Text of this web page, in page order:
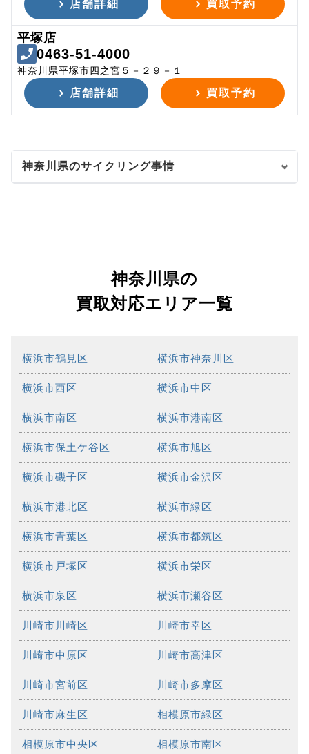
店舗詳細 買取予約
平塚店
0463-51-4000
神奈川県平塚市四之宮５－２９－１
店舗詳細 買取予約
神奈川県のサイクリング事情
神奈川県の
買取対応エリア一覧
横浜市鶴見区 横浜市神奈川区
横浜市西区 横浜市中区
横浜市南区 横浜市港南区
横浜市保土ケ谷区 横浜市旭区
横浜市磯子区 横浜市金沢区
横浜市港北区 横浜市緑区
横浜市青葉区 横浜市都筑区
横浜市戸塚区 横浜市栄区
横浜市泉区 横浜市瀬谷区
川崎市川崎区 川崎市幸区
川崎市中原区 川崎市高津区
川崎市宮前区 川崎市多摩区
川崎市麻生区 相模原市緑区
相模原市中央区 相模原市南区